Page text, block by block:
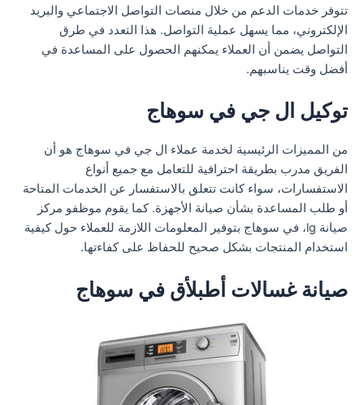
تتوفر خدمات الدعم من خلال منصات التواصل الاجتماعي والبريد
الإلكتروني، مما يسهل عملية التواصل. هذا التعدد في طرق
التواصل يضمن أن العملاء يمكنهم الحصول على المساعدة في
أفضل وقت يناسبهم.
توكيل ال جي في سوهاج
من المميزات الرئيسية لخدمة عملاء ال جي في سوهاج هو أن
الفريق مدرب بطريقة احترافية للتعامل مع جميع أنواع
الاستفسارات، سواء كانت تتعلق بالاستفسار عن الخدمات المتاحة
أو طلب المساعدة بشأن صيانة الأجهزة. كما يقوم موظفو مركز
صيانة lg، في سوهاج بتوفير المعلومات اللازمة للعملاء حول كيفية
استخدام المنتجات بشكل صحيح للحفاظ على كفاءتها.
صيانة غسالات أطبلأق في سوهاج